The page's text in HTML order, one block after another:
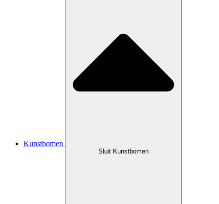
Kunstbomen
Sluit Kunstbomen